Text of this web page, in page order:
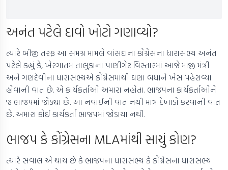
અનંત પટેલે દાવો ખોટો ગણાવ્યો?
ત્યારે બીજી તરફ આ સમગ્ર મામલે વાંસદાના કોંગ્રેસના ધારાસભ્ય અનંત
પટેલે કહ્યું કે, ખેરગાતમ તાલુકાના પાણીગેટ વિસ્તારમાં આજે માજી મંત્રી
અને ગણદેવીના ધારાસભ્યએ કોંગ્રેસમાંથી ઘણા બધાને ખેસ પહેરાવ્યા
હોવાની વાત છે. એ કાર્યકર્તાઓ અમારા નહોતા. ભાજપના કાર્યકર્તાઓને
જ ભાજપમાં જોડ્યા છે. આ નવાઈની વાત નથી માત્ર દેખાડો કરવાની વાત
છે. અમારા કોઈ કાર્યકર્તા ભાજપમાં જોડાયા નથી.
ભાજપ કે કોંગ્રેસના MLAમાંથી સાચું કોણ?
ત્યારે સવાલ એ થાય છે કે ભાજપના ધારાસભ્ય કે કોંગ્રેસના ધારાસભ્ય